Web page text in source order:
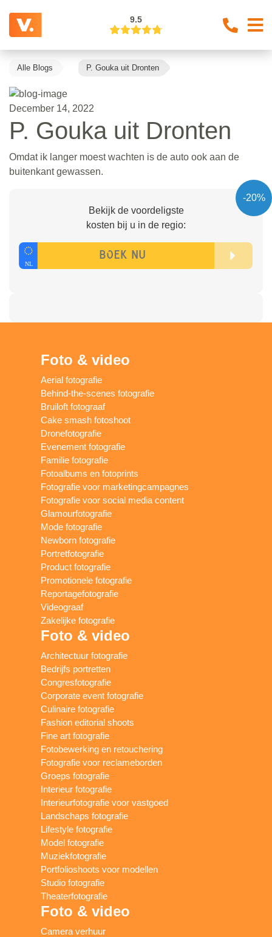
9.5
Alle Blogs P. Gouka uit Dronten
December 14, 2022
P. Gouka uit Dronten
Omdat ik langer moest wachten is de auto ook aan de
buitenkant gewassen.
-20%
Bekijk de voordeligste
kosten bij u in de regio:
Foto & video
Aerial fotografie
Behind-the-scenes fotografie
Bruiloft fotograaf
Cake smash fotoshoot
Dronefotografie
Evenement fotografie
Familie fotografie
Fotoalbums en fotoprints
Fotografie voor marketingcampagnes
Fotografie voor social media content
Glamourfotografie
Mode fotografie
Newborn fotografie
Portretfotografie
Product fotografie
Promotionele fotografie
Reportagefotografie
Videograaf
Zakelijke fotografie
Foto & video
Architectuur fotografie
Bedrijfs portretten
Congresfotografie
Corporate event fotografie
Culinaire fotografie
Fashion editorial shoots
Fine art fotografie
Fotobewerking en retouchering
Fotografie voor reclameborden
Groeps fotografie
Interieur fotografie
Interieurfotografie voor vastgoed
Landschaps fotografie
Lifestyle fotografie
Model fotografie
Muziekfotografie
Portfolioshoots voor modellen
Studio fotografie
Theaterfotografie
Foto & video
Camera verhuur